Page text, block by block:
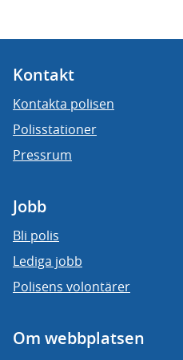
Kontakt
Kontakta polisen
Polisstationer
Pressrum
Jobb
Bli polis
Lediga jobb
Polisens volontärer
Om webbplatsen